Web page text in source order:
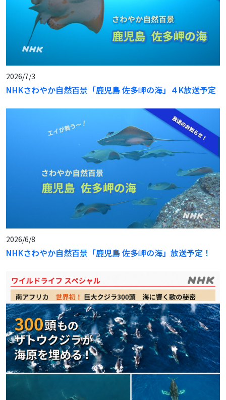
2026/7/3
NHKさわやか自然百景「鹿児島 佐多岬の海」４K放送予定
2026/6/8
NHKさわやか自然百景「鹿児島 佐多岬の海」放送予定！